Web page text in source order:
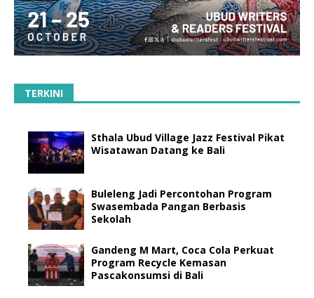
TERKINI
Sthala Ubud Village Jazz Festival Pikat
Wisatawan Datang ke Bali
Buleleng Jadi Percontohan Program
Swasembada Pangan Berbasis
Sekolah
Gandeng M Mart, Coca Cola Perkuat
Program Recycle Kemasan
Pascakonsumsi di Bali